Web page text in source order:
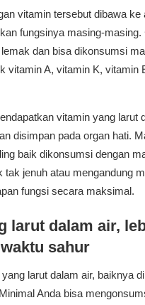
vitamin tersebut dibawa ke
fungsinya masing-masing.
dan bisa dikonsumsi
vitamin A, vitamin K, vitamin
vitamin yang larut
disimpan pada organ hati.
baik dikonsumsi dengan
tak jenuh atau mengandung
fungsi secara maksimal.
larut dalam air,
sahur
larut dalam air, baiknya
Anda bisa